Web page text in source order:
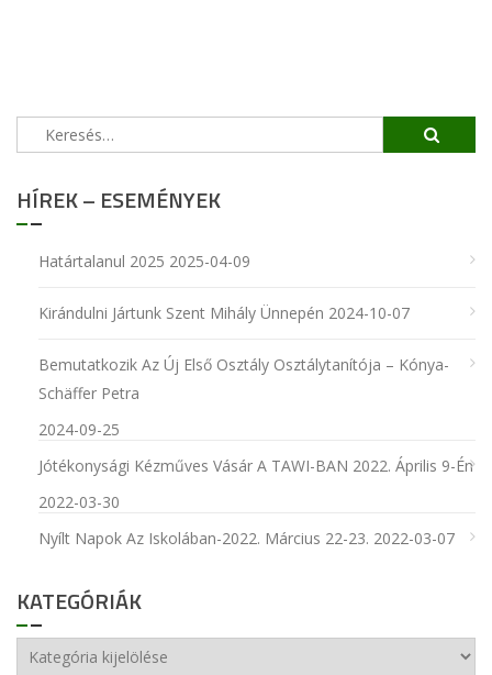
Keresés:
HÍREK – ESEMÉNYEK
Határtalanul 2025 2025-04-09
Kirándulni Jártunk Szent Mihály Ünnepén 2024-10-07
Bemutatkozik Az Új Első Osztály Osztálytanítója – Kónya-
Schäffer Petra
2024-09-25
Jótékonysági Kézműves Vásár A TAWI-BAN 2022. Április 9-Én
2022-03-30
Nyílt Napok Az Iskolában-2022. Március 22-23. 2022-03-07
KATEGÓRIÁK
Kategóriák